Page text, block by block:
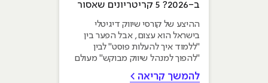
ב-2026? 5 קריטריונים שאסור
להתפשר עליהם
ההיצע של קורסי שיווק דיגיטלי
בישראל הוא עצום, אבל הפער בין
"ללמוד איך להעלות פוסט" לבין
"להפוך למנהל שיווק מבוקש" מעולם
לא היה...
להמשך קריאה >